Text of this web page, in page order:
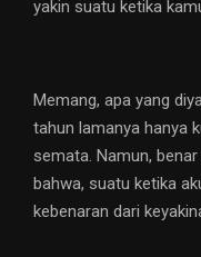
yakin suatu ketika
Memang, apa yang
tahun lamanya hanya
semata. Namun,
bahwa, suatu ketika
kebenaran dari